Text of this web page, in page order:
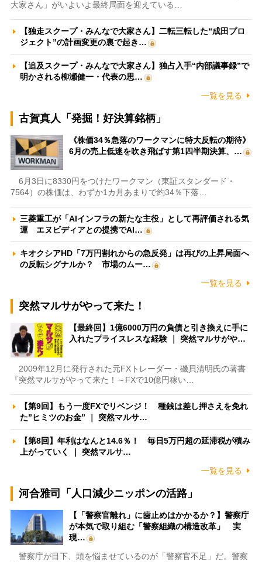
大家さん」がいよいよ最終局面を迎えている…
【独走スクープ・みんなで大家さん】二転三転した“成田プロ
ジェクト”の計画変更の裏で起き…
【追及スクープ・みんなで大家さん】独占入手“内部議事録”で
明かされる柳瀬健一・代表の思…
一覧を見る
古賀真人「発掘！好決算銘柄」
《株価34％急落のワークマンに特大反転の期待》
6月の売上低迷を吹き飛ばす第1四半期決算、…
6月3日に8330円をつけたワークマン（東証スタンダード・
7564）の株価は、わずか1カ月あまりで約34％下落…
三菱重工が「AIインフラの新たな主役」として再評価される気
運 エヌビディアとの提携でAI…
キオクシアHD「7万円割れからの急反発」は再びの上昇局面へ
の反転シグナルか？ 市場のムー…
一覧を見る
突然マルサがやって来た！
【最終回】1億6000万円の負債と引き換えに手に
入れたプライスレスな経験 ｜ 突然マルサがや…
2009年12月に発行された元FXトレーダー・磯貝清明氏の著書
『突然マルサがやって来た！～FXで10億円稼い…
【第9回】もう一度FXでリベンジ！ 種銭は差し押さえを免れ
た”ヒミツのお金” ｜ 突然マルサ…
【第8回】年利はなんと14.6％！ 毎日5万円超の延滞税が積み
上がっていく ｜ 突然マルサ…
一覧を見る
河合雅司「人口減少ニッポンの活路」
【「警察官離れ」に歯止めはかかるか？】警察庁
が本気で取り組む「警察組織の構造改革」 実
現…
警察庁が目下、頭を悩ませているのが「警察官不足」だ。警察